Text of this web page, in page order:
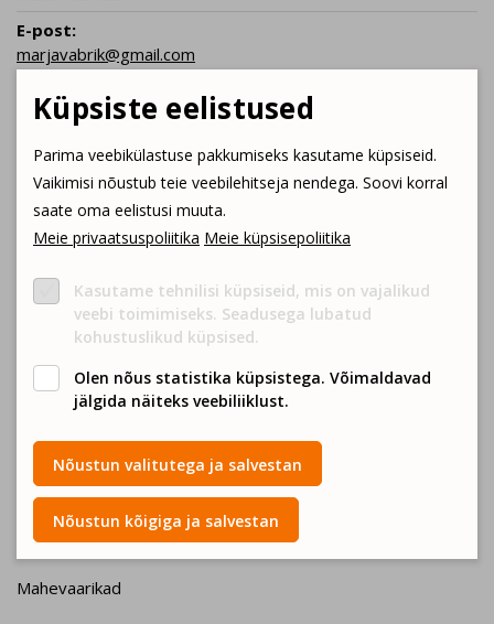
Küpsiste eelistused
Parima veebikülastuse pakkumiseks kasutame küpsiseid.
Vaikimisi nõustub teie veebilehitseja nendega. Soovi korral
saate oma eelistusi muuta.
Meie privaatsuspoliitika Meie küpsisepoliitika
Kasutame tehnilisi küpsiseid, mis on vajalikud
veebi toimimiseks. Seadusega lubatud
kohustuslikud küpsised.
Olen nõus statistika küpsistega. Võimaldavad
jälgida näiteks veebiliiklust.
Nõustun valitutega ja salvestan
Nõustun kõigiga ja salvestan
E-post:
marjavabrik@gmail.com
+372 5566 6693
Kodulehekülg:
vaata siit
E-pood:
vaata siit
Meie Pahuvere istanduses küpsenud marjad ja aiasaadused
on kasvatatud mahedalt ilma sünteetiliste
Millist toodangut pakume?
Marjad  Toodetel on mahesertifikaat
Mahevaarikad